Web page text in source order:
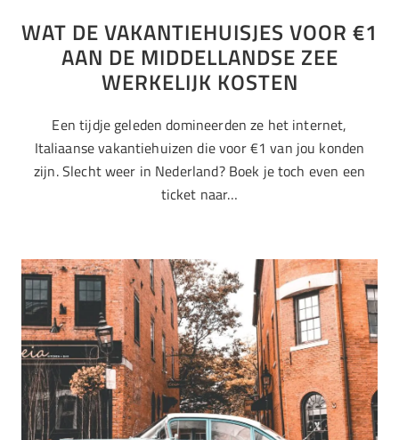
WAT DE VAKANTIEHUISJES VOOR €1
AAN DE MIDDELLANDSE ZEE
WERKELIJK KOSTEN
Een tijdje geleden domineerden ze het internet,
Italiaanse vakantiehuizen die voor €1 van jou konden
zijn. Slecht weer in Nederland? Boek je toch even een
ticket naar…